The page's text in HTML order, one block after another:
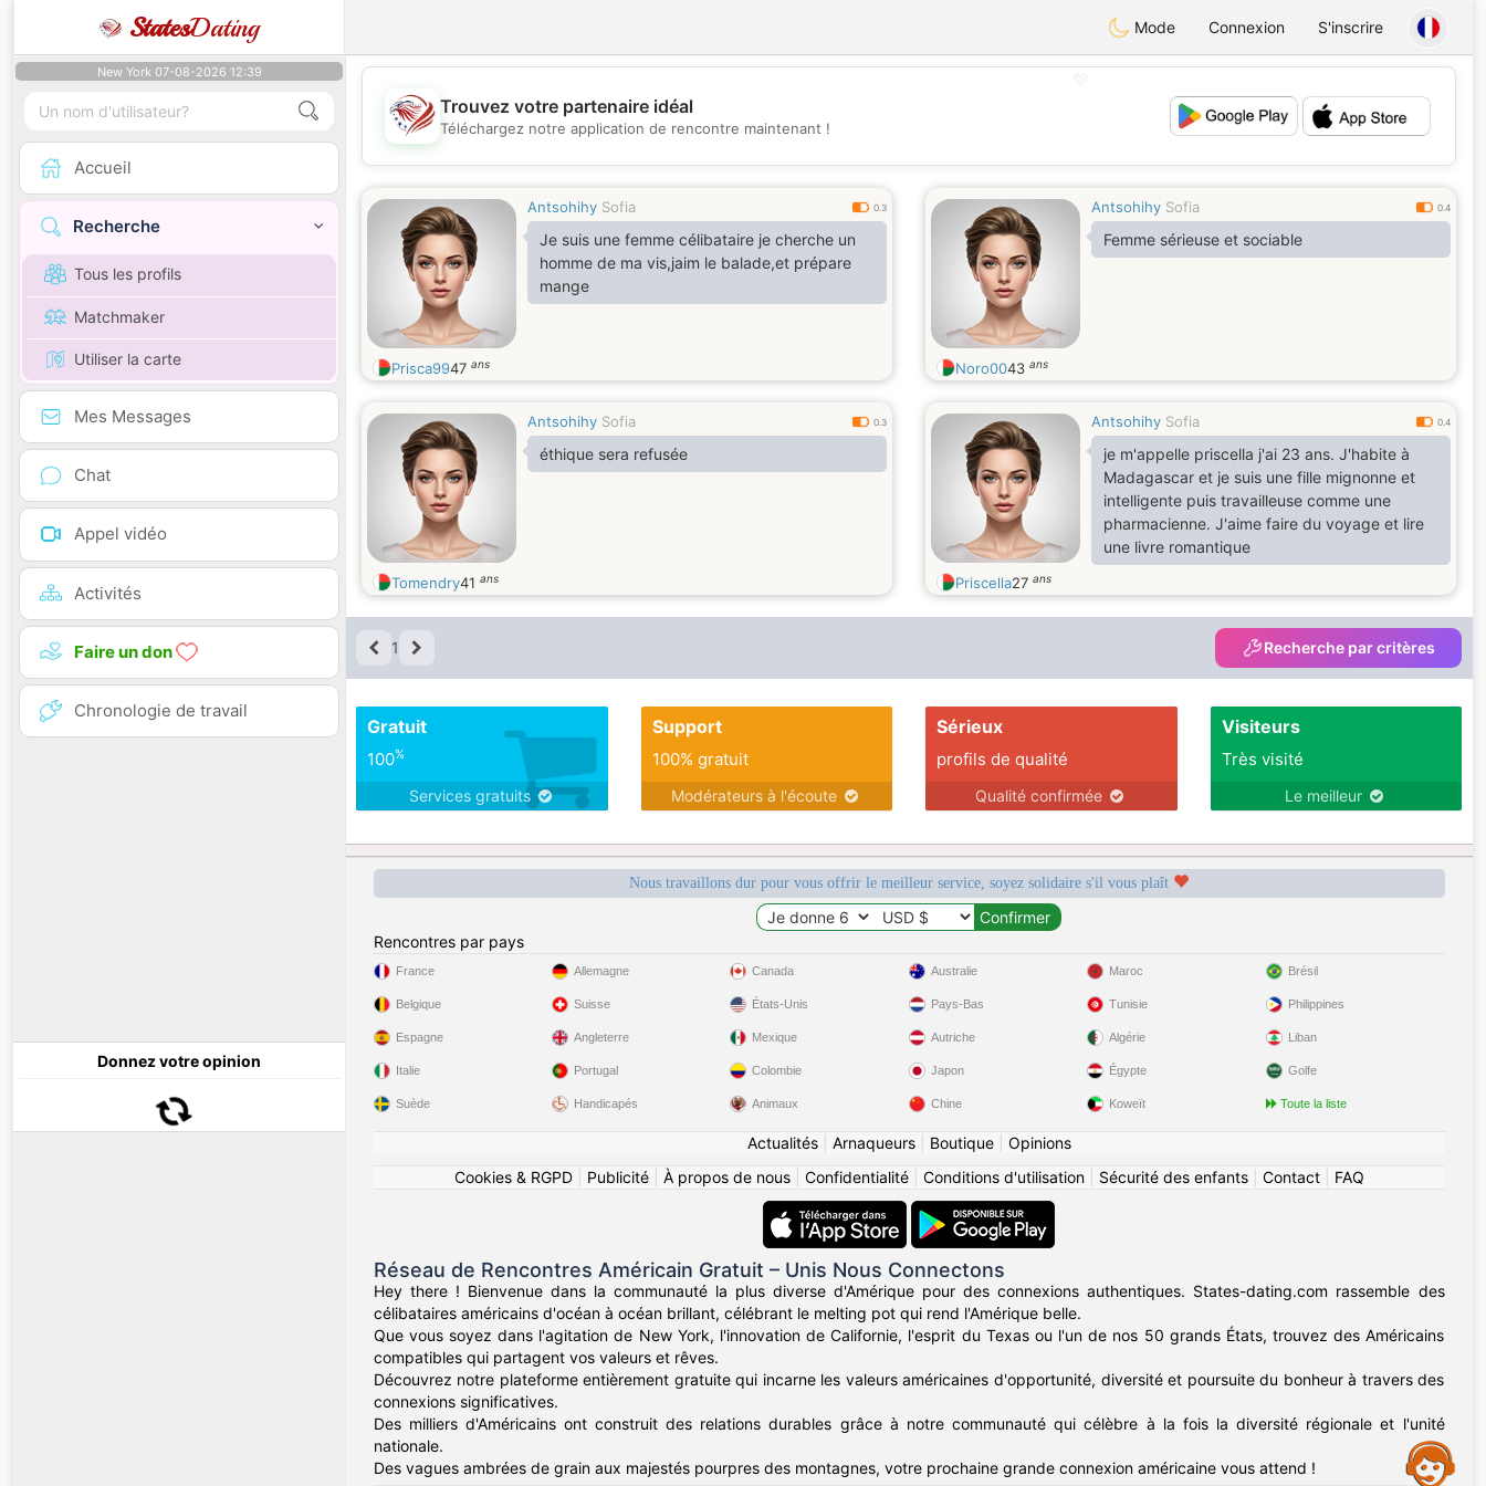
StatesDating Mode Connexion S'inscrire
New York 07-08-2026 12:39
Accueil
Recherche
Tous les profils
Matchmaker
Utiliser la carte
Mes Messages
Chat
Appel vidéo
Activités
Faire un don
Chronologie de travail
Donnez votre opinion
💖
💕
Trouvez votre partenaire idéal
Téléchargez notre application de rencontre maintenant !
Antsohihy Sofia 0.3
Je suis une femme célibataire je cherche un
homme de ma vis,jaim le balade,et prépare
mange
Prisca9947 ans
Antsohihy Sofia 0.4
Femme sérieuse et sociable
Noro0043 ans
Antsohihy Sofia 0.3
éthique sera refusée
Tomendry41 ans
Antsohihy Sofia 0.4
je m'appelle priscella j'ai 23 ans. J'habite à
Madagascar et je suis une fille mignonne et
intelligente puis travailleuse comme une
pharmacienne. J'aime faire du voyage et lire
une livre romantique
Priscella27 ans
1 Recherche par critères
Gratuit
100%
Services gratuits
Support
100% gratuit
Modérateurs à l'écoute
Sérieux
profils de qualité
Qualité confirmée
Visiteurs
Très visité
Le meilleur
Nous travaillons dur pour vous offrir le meilleur service, soyez solidaire s'il vous plaît
Rencontres par pays
France
Belgique
Espagne
Italie
Suède
Allemagne
Suisse
Angleterre
Portugal
Handicapés
Canada
États-Unis
Mexique
Colombie
Animaux
Australie
Pays-Bas
Autriche
Japon
Chine
Maroc
Tunisie
Algérie
Égypte
Koweït
Brésil
Philippines
Liban
Golfe
Toute la liste
Actualités| Arnaqueurs| Boutique| Opinions
Cookies & RGPD| Publicité| À propos de nous| Confidentialité| Conditions d'utilisation| Sécurité des enfants| Contact| FAQ
Réseau de Rencontres Américain Gratuit – Unis Nous Connectons
Hey there ! Bienvenue dans la communauté la plus diverse d'Amérique pour des connexions authentiques. States-dating.com rassemble des
célibataires américains d'océan à océan brillant, célébrant le melting pot qui rend l'Amérique belle.
Que vous soyez dans l'agitation de New York, l'innovation de Californie, l'esprit du Texas ou l'un de nos 50 grands États, trouvez des Américains
compatibles qui partagent vos valeurs et rêves.
Découvrez notre plateforme entièrement gratuite qui incarne les valeurs américaines d'opportunité, diversité et poursuite du bonheur à travers des
connexions significatives.
Des milliers d'Américains ont construit des relations durables grâce à notre communauté qui célèbre à la fois la diversité régionale et l'unité
nationale.
Des vagues ambrées de grain aux majestés pourpres des montagnes, votre prochaine grande connexion américaine vous attend !